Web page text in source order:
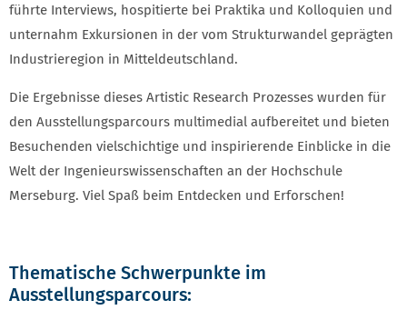
führte Interviews, hospitierte bei Praktika und Kolloquien und
unternahm Exkursionen in der vom Strukturwandel geprägten
Industrieregion in Mitteldeutschland.
Die Ergebnisse dieses Artistic Research Prozesses wurden für
den Ausstellungsparcours multimedial aufbereitet und bieten
Besuchenden vielschichtige und inspirierende Einblicke in die
Welt der Ingenieurswissenschaften an der Hochschule
Merseburg. Viel Spaß beim Entdecken und Erforschen!
Thematische Schwerpunkte im
Ausstellungsparcours: